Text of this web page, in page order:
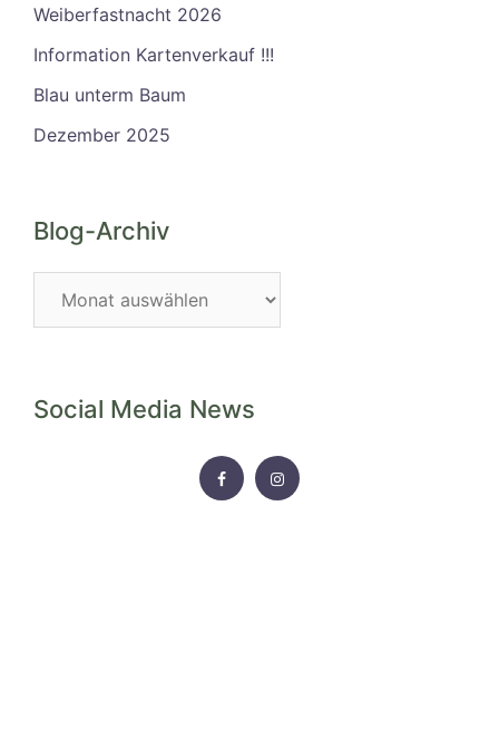
Weiberfastnacht 2026
Information Kartenverkauf !!!
Blau unterm Baum
Dezember 2025
Blog-Archiv
Social Media News
FACEBOOKINSTAGRAM